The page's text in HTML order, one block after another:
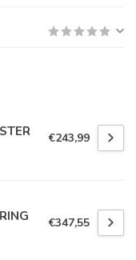
€243,99
€347,55